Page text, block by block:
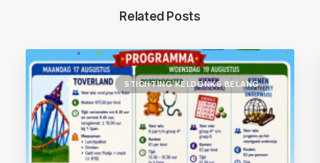
Related Posts
STICHTING KELDONKS BELANG